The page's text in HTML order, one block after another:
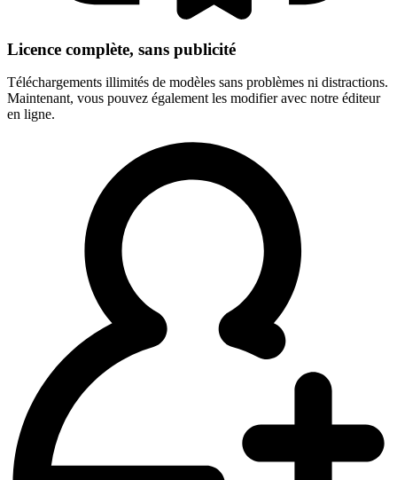
Licence complète, sans publicité
Téléchargements illimités de modèles sans problèmes ni distractions.
Maintenant, vous pouvez également les modifier avec notre éditeur
en ligne.